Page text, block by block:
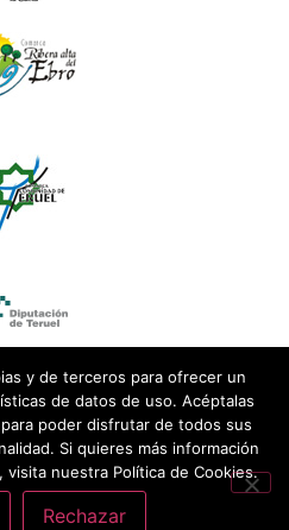
y de terceros para ofrecer un
de datos de uso. Acéptalas
poder disfrutar de todos sus
Si quieres más información
nuestra Política de Cookies.
Rechazar